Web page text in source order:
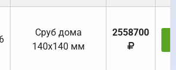
Cруб дома
140х140 мм
2558700